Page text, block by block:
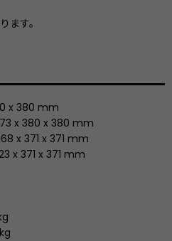
ます。
x 380 mm
x 380 x 380 mm
x 371 x 371 mm
x 371 x 371 mm